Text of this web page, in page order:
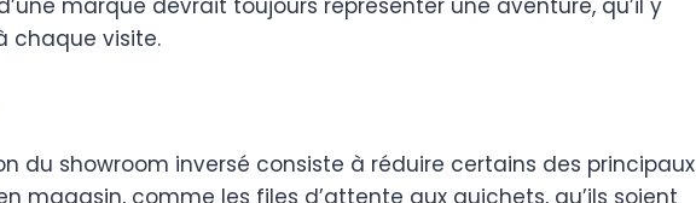
chaque visite.
du showroom inversé consiste à réduire certains des principaux
magasin, comme les files d’attente aux guichets, qu’ils soient